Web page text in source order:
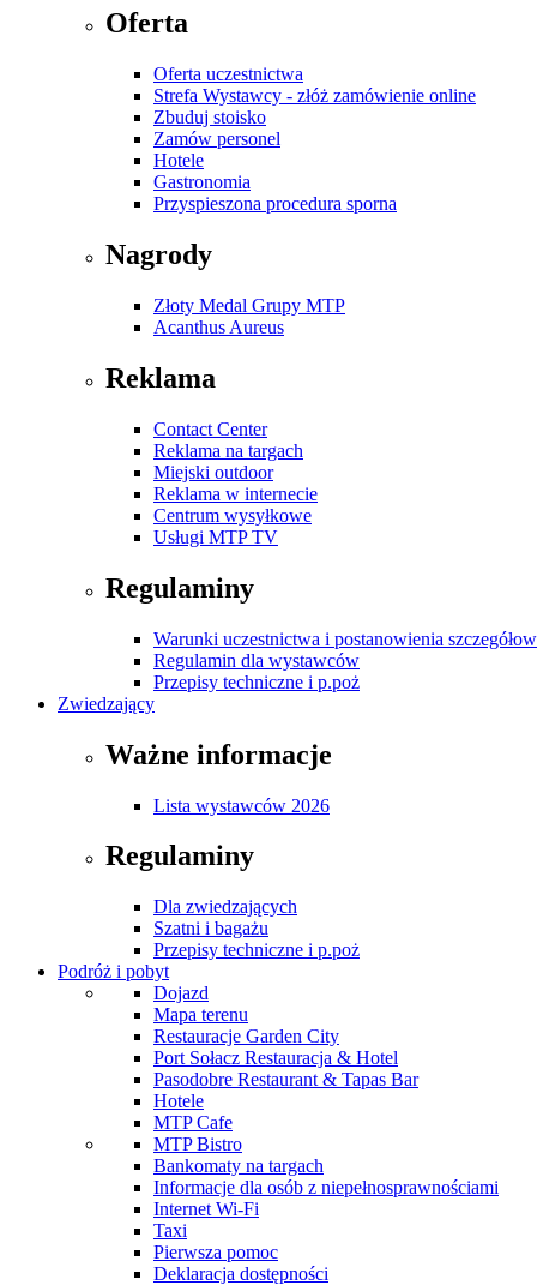
Oferta
Oferta uczestnictwa
Strefa Wystawcy - złóż zamówienie online
Zbuduj stoisko
Zamów personel
Hotele
Gastronomia
Przyspieszona procedura sporna
Nagrody
Złoty Medal Grupy MTP
Acanthus Aureus
Reklama
Contact Center
Reklama na targach
Miejski outdoor
Reklama w internecie
Centrum wysyłkowe
Usługi MTP TV
Regulaminy
Warunki uczestnictwa i postanowienia
Regulamin dla wystawców
Przepisy techniczne i p.poż
Zwiedzający
Ważne informacje
Lista wystawców 2026
Regulaminy
Dla zwiedzających
Szatni i bagażu
Przepisy techniczne i p.poż
Podróż i pobyt
Dojazd
Mapa terenu
Restauracje Garden City
Port Sołacz Restauracja & Hotel
Pasodobre Restaurant & Tapas Bar
Hotele
MTP Cafe
MTP Bistro
Bankomaty na targach
Informacje dla osób z niepełnosprawnościami
Internet Wi-Fi
Taxi
Pierwsza pomoc
Deklaracja dostępności